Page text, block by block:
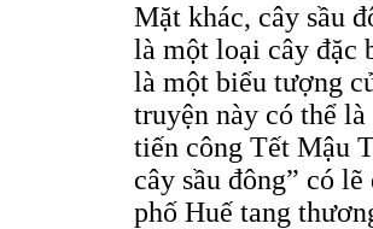
Mặt khác, cây sầu
là một loại cây đặc
là một biểu tượng
truyện này có thể
tiến công Tết Mậu
cây sầu đông” có
phố Huế tang